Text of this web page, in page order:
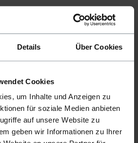
Details Über Cookies
Cookies
um Inhalte und Anzeigen zu
für soziale Medien anbieten
auf unsere Website zu
geben wir Informationen zu Ihrer